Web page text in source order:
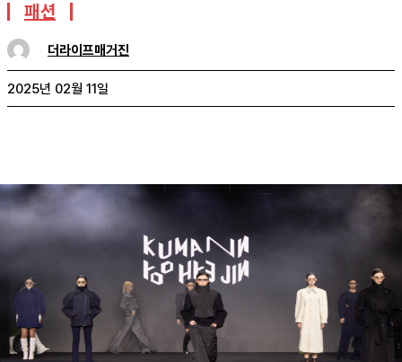
패션
더라이프매거진
2025년 02월 11일